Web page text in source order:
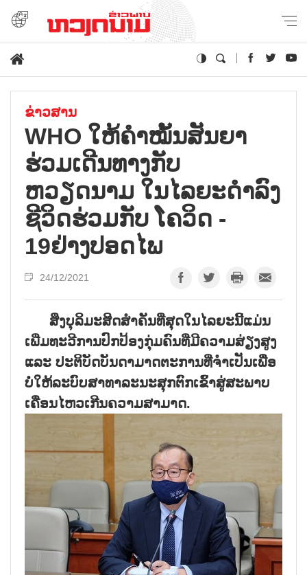
ຂ່າວສານ
WHO ໃຫ້ຄຳໝັ້ນສັນຍາ
ຮ່ວມເດີນທາງກັບ
ຫວຽດນາມ ໃນໄລຍະດຳລົງ
ຊີວິດຮ່ວມກັບ ໂຄວິດ -
19ຢ່າງປອດໄພ
24/12/2021
ສິ່ງບຸລິມະສິດສຳຄັນທີ່ສຸດໃນໄລຍະນີ້ແມ່ນ
ເພີ່ມທະວີການປົກປ້ອງກຸ່ມຄົນທີ່ມີຄວາມສ່ຽງສູງ
ແລະ ປະຕິບັດບັນດາມາດຕະການທີ່ຈຳເປັນເພື່ອ
ບໍ່ໃຫ້ລະບົບສາທາລະນະສຸກຕົກເຂົ້າສູ່ສະພາບ
ເຄື່ອນໄຫວເກີນຄວາມສາມາດ.